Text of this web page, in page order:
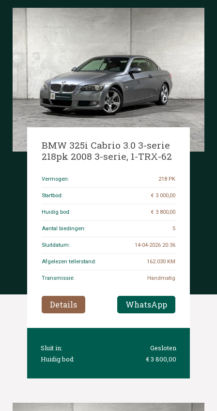
BMW 325i Cabrio 3.0 3-serie
218pk 2008 3-serie, 1-TRX-62
Vermogen: 218 PK
Startbod: € 3 000,00
Huidig bod: € 3 800,00
Aantal biedingen: 5
Sluitdatum: 14-04-2026 20:36
Afgelezen tellerstand: 162.030 KM
Transmissie: Handmatig
Details WhatsApp
Sluit in:
Gesloten
Huidig bod:
€ 3 800,00